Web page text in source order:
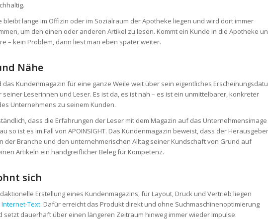
bleibt lange im Offizin oder im Sozialraum der Apotheke liegen und wird dort immer
um den einen oder anderen Artikel zu lesen. Kommt ein Kunde in die Apotheke
– kein Problem, dann liest man eben später weiter.
Nähe
das Kundenmagazin für eine ganze Weile weit über sein eigentliches
seiner Leserinnen und Leser. Es ist da, es ist nah – es ist ein unmittelbarer, konkreter
Unternehmens zu seinem Kunden.
dass die Erfahrungen der Leser mit dem Magazin auf das Unternehmensimage
so ist es im Fall von APOINSIGHT. Das Kundenmagazin beweist, dass der Herausgeber
der Branche und den unternehmerischen Alltag seiner Kundschaft von Grund auf
Artikeln ein handgreiflicher Beleg für Kompetenz.
sich
Erstellung eines Kundenmagazins, für Layout, Druck und Vertrieb liegen
Internet-Text. Dafür erreicht das Produkt direkt und ohne Suchmaschinenoptimierung
setzt dauerhaft über einen längeren Zeitraum hinweg immer wieder Impulse.